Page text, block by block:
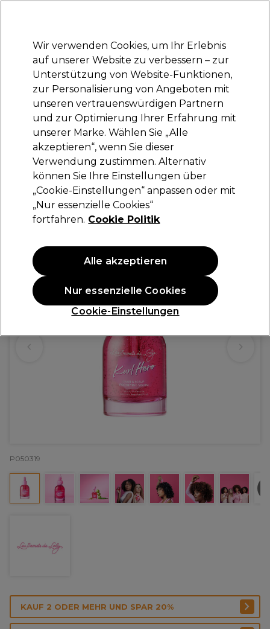
Anmelden
Marken Deals Haare Elektrogeräte Saloneinrichtung
Lieferung und Lieferzeiten
– mehr erfahren
Les Secrets de Loly
Les Secrets de Loly Kurl Hero 50ml
0
41,00 €
P050319
KAUF 2 ODER MEHR UND SPAR 20%
Wir verwenden Cookies, um Ihr Erlebnis
auf unserer Website zu verbessern – zur
Unterstützung von Website-Funktionen,
zur Personalisierung von Angeboten mit
unseren vertrauenswürdigen Partnern
und zur Optimierung Ihrer Erfahrung mit
unserer Marke. Wählen Sie „Alle
akzeptieren“, wenn Sie dieser
Verwendung zustimmen. Alternativ
können Sie Ihre Einstellungen über
„Cookie-Einstellungen“ anpassen oder mit
„Nur essenzielle Cookies“
fortfahren. Cookie Politik
Cookie-Einstellungen
Nur essenzielle Cookies
Alle akzeptieren